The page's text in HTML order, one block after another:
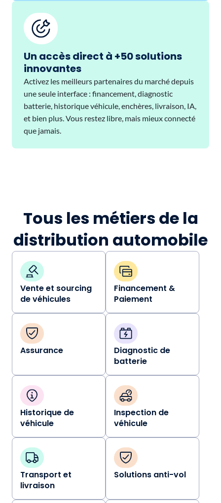
Un accès direct à +50 solutions
innovantes
Activez les meilleurs partenaires du marché depuis
une seule interface : financement, diagnostic
batterie, historique véhicule, enchères, livraison, IA,
et bien plus. Vous restez libre, mais mieux connecté
que jamais.
Tous les métiers de la
distribution automobile
Vente et sourcing
de véhicules
Financement &
Paiement
Assurance
Diagnostic de
batterie
Historique de
véhicule
Inspection de
véhicule
Transport et
livraison
Solutions anti-vol